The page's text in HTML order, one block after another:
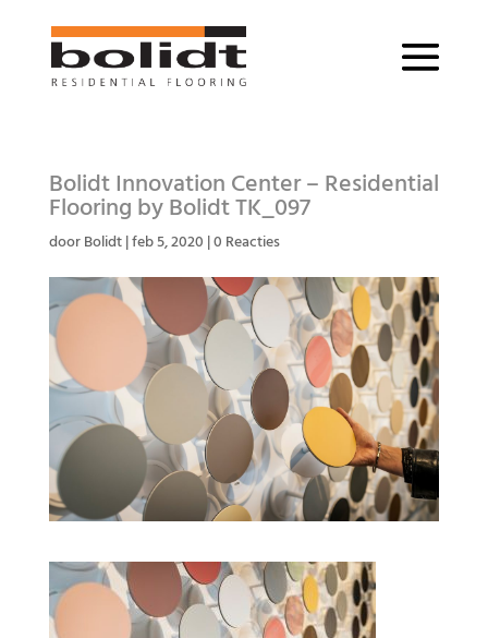
Bolidt Innovation Center – Residential
Flooring by Bolidt TK_097
doorBolidt|feb 5, 2020 |0 Reacties